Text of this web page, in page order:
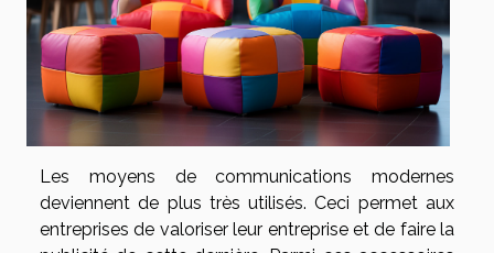
Les moyens de communications modernes
deviennent de plus très utilisés. Ceci permet aux
entreprises de valoriser leur entreprise et de faire la